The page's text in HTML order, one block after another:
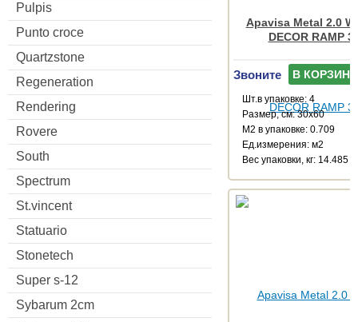
Pulpis
Punto croce
Quartzstone
Regeneration
Rendering
Rovere
South
Spectrum
St.vincent
Statuario
Stonetech
Super s-12
Sybarum 2cm
Apavisa Metal 2.0
DECOR RAMP
Звоните В КОРЗИНУ
Шт.в упаковке: 4
Размер, см: 30x60
М2 в упаковке: 0.709
Ед.измерения: м2
Веc упаковки, кг: 14.485